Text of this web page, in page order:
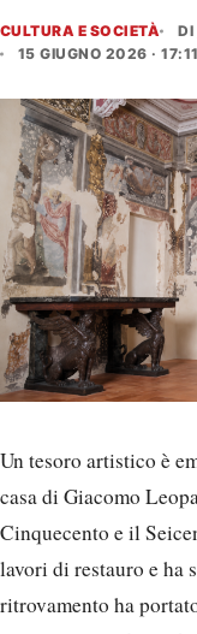
CULTURA E SOCIETÀ DI
15 GIUGNO 2026 · 17:11
Un tesoro artistico è
casa di Giacomo
Cinquecento e il
lavori di restauro e ha
ritrovamento ha